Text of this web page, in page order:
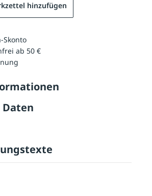
hinzufügen
Skonto
ab 50 €
Daten